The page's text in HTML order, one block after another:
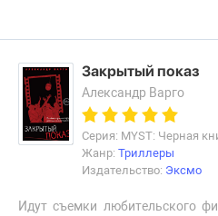
Закрытый показ
Александр Варго
Серия: MYST: Черная
Жанр: Триллеры
Издательство: Эксмо
Идут съемки любительского